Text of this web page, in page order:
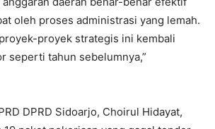
oleh proses administrasi yang lemah.
proyek strategis ini kembali
seperti tahun sebelumnya,”
DPRD Sidoarjo, Choirul Hidayat,